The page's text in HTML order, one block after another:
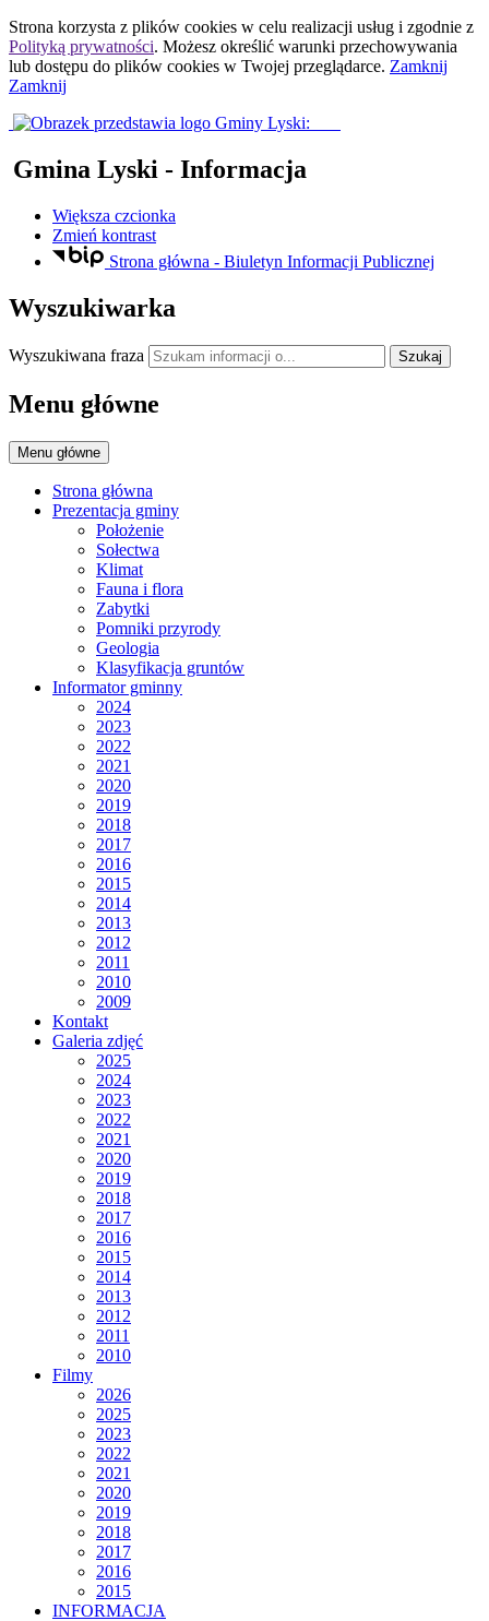
Strona korzysta z plików cookies w celu realizacji usług i zgodnie z
Polityką prywatności. Możesz określić warunki przechowywania
lub dostępu do plików cookies w Twojej przeglądarce. Zamknij
Zamknij
Gmina Lyski - Informacja
Większa czcionka
Zmień kontrast
Strona główna - Biuletyn Informacji Publicznej
Wyszukiwarka
Wyszukiwana fraza Szukaj
Menu główne
Menu główne
Strona główna
Prezentacja gminy
Położenie
Sołectwa
Klimat
Fauna i flora
Zabytki
Pomniki przyrody
Geologia
Klasyfikacja gruntów
Informator gminny
2024
2023
2022
2021
2020
2019
2018
2017
2016
2015
2014
2013
2012
2011
2010
2009
Kontakt
Galeria zdjęć
2025
2024
2023
2022
2021
2020
2019
2018
2017
2016
2015
2014
2013
2012
2011
2010
Filmy
2026
2025
2023
2022
2021
2020
2019
2018
2017
2016
2015
INFORMACJA